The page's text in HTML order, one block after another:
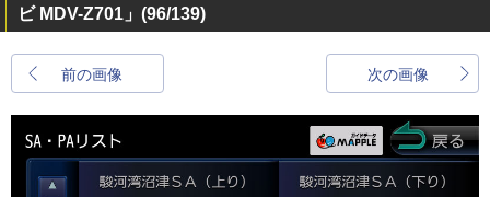
ビ MDV-Z701」 (96/139)
前の画像 次の画像